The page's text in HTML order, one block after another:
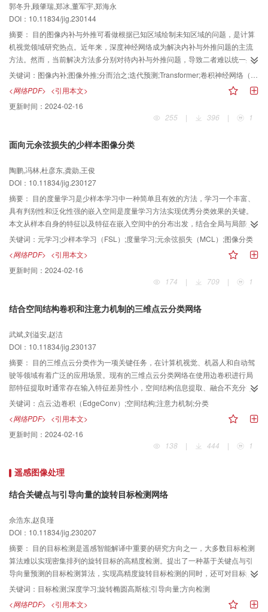
率影像运行速率可达26帧/s，处理HD（high definition）分辨率影像运行速率可
达43帧/s。结论本文模型能够更好地完成高分辨率人像实时抠图任务，可以为
影视、短视频社交以及网络会议等高级应用提供更好的支持。
郭冬升,顾肇瑞,郑冰,董军宇,郑海永
DOI：10.11834/jig.230144
摘要： 目的图像内补与外推可看做根据已知区域绘制未知区域的问题，是计算
机视觉领域研究热点。近年来，深度神经网络成为解决内补与外推问题的主流
方法。然而，当前解决方法多分别对待内补与外推问题，导致二者难以统一处
理； 且模型多采用卷积神经网络（convolutional neural network，CNN）构
建，受到视野局部性限制，较难绘制远距离内容。针对这两个问题，本文按照
分而治之思想联合CNN与Transformer构建深度神经网络，提出图像内补与外推
统一处理框架及模型。方法将内补与外推问题的解决过程分解为“表征、预测、
合成”3个部分，表征与合成采用CNN完成，充分利用其局部相关性进行图像到
全局上下文关系建模能力，并提出掩膜自增策略迭代预测特征，降低
图像逼真度。结果实验给出在多种数据集下内补与外推对比评测，结果显示本
文方法各项性能指标均超越对比方法。通过消融实验发现，模型相比采用非分
解方式具有更佳表现，说明分而治之思路功效显著。此外，对掩膜自增策略进
行详细的实验分析，表明迭代预测方法可有效提升绘制能力。最后，探究了
Transformer关键结构参数对模型性能的影响。结论本文提出一种迭代预测统一
框架解决图像内补与外推问题，相较对比方法性能更佳，并且各部分设计对性
应用价值与潜力。
关键词： 图像内补;图像外推;分而治之;迭代预测;Transformer;卷积神经网络（CNN）
<网络PDF> <引用本文>
更新时间： 2024-02-16
255
| 396 | 1
面向元余弦损失的少样本图像分类
陶鹏,冯林,杜彦东,龚勋,王俊
DOI：10.11834/jig.230127
摘要： 目的度量学习是少样本学习中一种简单且有效的方法，学习一个丰富、
具有判别性和泛化性强的嵌入空间是度量学习方法实现优秀分类效果的关键。
本文从样本自身的特征以及特征在嵌入空间中的分布出发，结合全局与局部数
据增强实现了一种元余弦损失的少样本图像分类方法（a meta-cosine loss for
few-shot image classification，AMCL-FSIC）。方法首先，从数据自身特征出
发，将全局与局部的数据增广方法结合起来，利于局部信息提供更具区别性和
迁移性的信息，使训练模型更多关注图像的前景信息。同时，利用注意力机制
结合全局与局部特征，以得到更丰富更具判别性的特征。其次，从样本特征在
数，优化少样本图像分类模型。使用样本与类原型间相似性的差调整不同类的
力。结果分别在5个少样本经典数据集上进行了实验对比，在FC100（Few-shot
Cifar100）和CUB（Caltech-UCSD Birds-200-2011）数据集上，本文方法均
达到了目前最优分类效果；在MiniImageNet、TieredImageNet和Cifar100数据
集上与对比模型的结果相当。同时，在MiniImageNet，CUB和 Cifar100数据集
上进行对比实验以验证MCL的有效性，结果证明提出的MCL提升了余弦分类器
的分类效果。结论本文方法能充分提取少样本图像分类任务中的图像特征，有
关键词： 元学习;少样本学习（FSL）;度量学习;元余弦损失（MCL）;图像分类
<网络PDF> <引用本文>
更新时间： 2024-02-16
174
| 709 | 1
结合空间结构卷积和注意力机制的三维点云分类网络
武斌,刘溢安,赵洁
DOI：10.11834/jig.230137
摘要： 目的三维点云分类作为一项关键任务，在计算机视觉、机器人和自动驾
驶等领域有着广泛的应用场景。现有的三维点云分类网络在使用边卷积进行局
部特征提取时通常存在输入特征差异性小，空间结构信息提取、融合不充分等
问题。针对上述问题，设计了一种结合空间结构卷积和注意力机制的点云分类
网络。方法首先，提出一种空间结构卷积，在边卷积的基础上引入邻接点之间
的相对位置信息来降低输入特征相似性，而后从结构和位置两个角度分别进行
特征编码，实现更具多样性的局部几何结构捕获。其次，设计了全局特征编码
模块，从坐标信息中提炼全局特征信息，同时在网络中融合了注意力机制，用
性调整。最后，将局部几何结构信息和全局位置信息进行有效的融合，获得更
具代表性和差异性的特征表征。结果设计实验在公开数据集ModelNet40上对提
出的网络模型的性能进行评估，点云分类总体准确率和平均准确率分别达到
积的使用有效增加了输入特征的多样性，位置和结构的单独编码有效提高了局
部特征的表达能力。同时，提出的注意力加权方式在保留全局特征前提下实现
了局部特征和全局特征的关联。结论提出的网络有较强的细粒度特征提取能
力，具有良好的分类性能。
关键词： 点云;边卷积（EdgeConv）;空间结构;注意力机制;分类
<网络PDF> <引用本文>
更新时间： 2024-02-16
138
| 444 | 1
遥感图像处理
结合关键点与引导向量的旋转目标检测网络
佘浩东,赵良瑾
DOI：10.11834/jig.230207
摘要： 目的目标检测是遥感智能解译中重要的研究方向之一，大多数目标检测
算法难以实现密集排列的旋转目标的高精度检测。提出了一种基于关键点与引
导向量预测的目标检测算法，实现高精度旋转目标检测的同时，还可对目标的
朝向进行表征。方法首先提出了一种新的旋转目标建模方式，将目标检测分解
成中心点、头部顶点、引导向量以及目标宽度的参数回归以更贴合检测目标；
关键词： 目标检测;深度学习;旋转椭圆高斯核;引导向量;方向检测
<网络PDF> <引用本文>